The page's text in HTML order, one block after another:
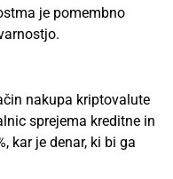
je pomembno
nakupa kriptovalute
sprejema kreditne in
kar je denar, ki bi ga